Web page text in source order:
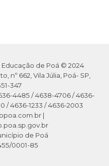
de Poá © 2024
nº 662, Vila Júlia, Poá- SP,
347
4485 / 4638-4706 / 4636-
/ 4636-1233 / 4636-2003
|
de Poá
0001-85